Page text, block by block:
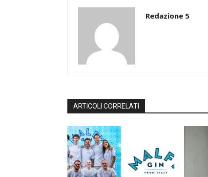
Redazione 5
ARTICOLI CORRELATI